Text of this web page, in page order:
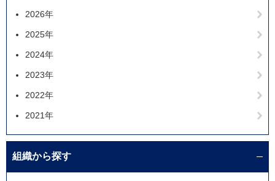
2026年
2025年
2024年
2023年
2022年
2021年
組織から探す